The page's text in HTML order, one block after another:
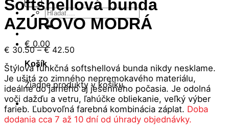
Hľadať:
€ 0.00
Košík
Žiadne produkty v košíku.
Softshellová bunda
AZÚROVO MODRÁ
€ 30.50 – €42.50
€ 30.50
through
€ 42.50
Štýlová funkčná softshellová bunda nikdy nesklame.
Je ušitá zo zimného nepremokavého materiálu,
ideálne do jarného aj jesenného počasia. Je odolná
voči dažďu a vetru, ľahúčke obliekanie, veľký výber
farieb. Ľubovoľná farebná kombinácia záplat. Doba
dodania cca 7 až 10 dní od úhrady objednávky.